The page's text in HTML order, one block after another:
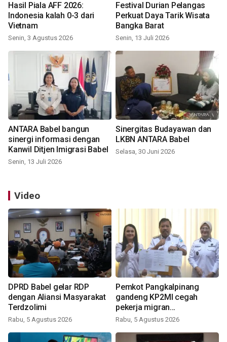
Hasil Piala AFF 2026:
Indonesia kalah 0-3 dari
Vietnam
Senin, 3 Agustus 2026
Festival Durian Pelangas
Perkuat Daya Tarik Wisata
Bangka Barat
Senin, 13 Juli 2026
ANTARA Babel bangun
sinergi informasi dengan
Kanwil Ditjen Imigrasi Babel
Senin, 13 Juli 2026
Sinergitas Budayawan dan
LKBN ANTARA Babel
Selasa, 30 Juni 2026
Video
DPRD Babel gelar RDP
dengan Aliansi Masyarakat
Terdzolimi
Rabu, 5 Agustus 2026
Pemkot Pangkalpinang
gandeng KP2MI cegah
pekerja migran
nonprosedural
Rabu, 5 Agustus 2026